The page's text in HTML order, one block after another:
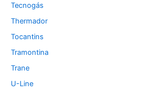
Tecnogás
Thermador
Tocantins
Tramontina
Trane
U-Line